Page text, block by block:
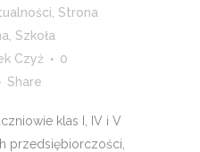
Strona
Szkoła
Czyż
0
Share
klas I, IV i V
przedsiębiorczości,